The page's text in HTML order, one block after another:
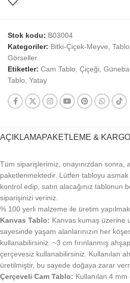
Stok kodu: B03004
Kategoriler: Bitki-Çiçek-Meyve,
Görseller
Etiketler: Cam Tablo, Çiçeği,
Tablo, Yatay
AÇIKLAMAPAKETLEME & KARGO
Tüm siparişlerimiz, onayınızdan sonra,
paketlenmektedir. Lütfen tabloyu
kontrol edip, satın alacağınız tablonun
siparişinizi veriniz.
% 100 yerli malzeme ile üretim
Kanvas Tablo: Kanvas kumaş üzerine
sayesinde yaşam alanlarınızın her
kullanabilirsiniz. ~3 cm fırınlanmış
çerçevesiz kullanabilirsiniz. Kullanılan
üretilmiştir, bu sayede doğaya zarar
Çerçeveli Cam Tablo: Kullanılan 4